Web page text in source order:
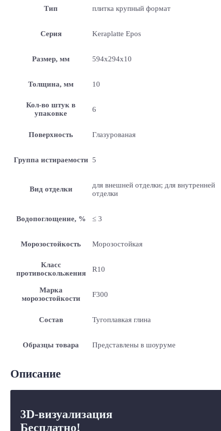
Тип плитка крупный формат
Серия Keraplatte Epos
Размер, мм 594x294x10
Толщина, мм 10
Кол-во штук в
упаковке
6
Поверхность Глазурованая
Группа истираемости 5
Вид отделки
для внешней отделки; для внутренней
отделки
Водопоглощение, % ≤ 3
Морозостойкость Морозостойкая
Класс
противоскольжения
R10
Марка
морозостойкости
F300
Состав Тугоплавкая глина
Образцы товара Представлены в шоуруме
Описание
3D-визуализация
Бесплатно!